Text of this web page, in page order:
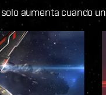
aumenta cuando